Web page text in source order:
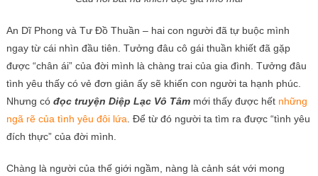
An Dĩ Phong và Tư Đồ Thuần – hai con người đã tự buộc mình
ngay từ cái nhìn đầu tiên. Tưởng đâu cô gái thuần khiết đã gặp
được “chân ái” của đời mình là chàng trai của gia đình. Tưởng đâu
tình yêu thấy có vẻ đơn giản ấy sẽ khiến con người ta hạnh phúc.
Nhưng có đọc truyện Diệp Lạc Vô Tâm mới thấy được hết những
ngã rẽ của tình yêu đôi lứa . Để từ đó người ta tìm ra được “tình yêu
đích thực” của đời mình.
Chàng là người của thế giới ngầm, nàng là cảnh sát với mong